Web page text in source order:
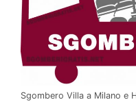
Sgombero Villa a Milano e